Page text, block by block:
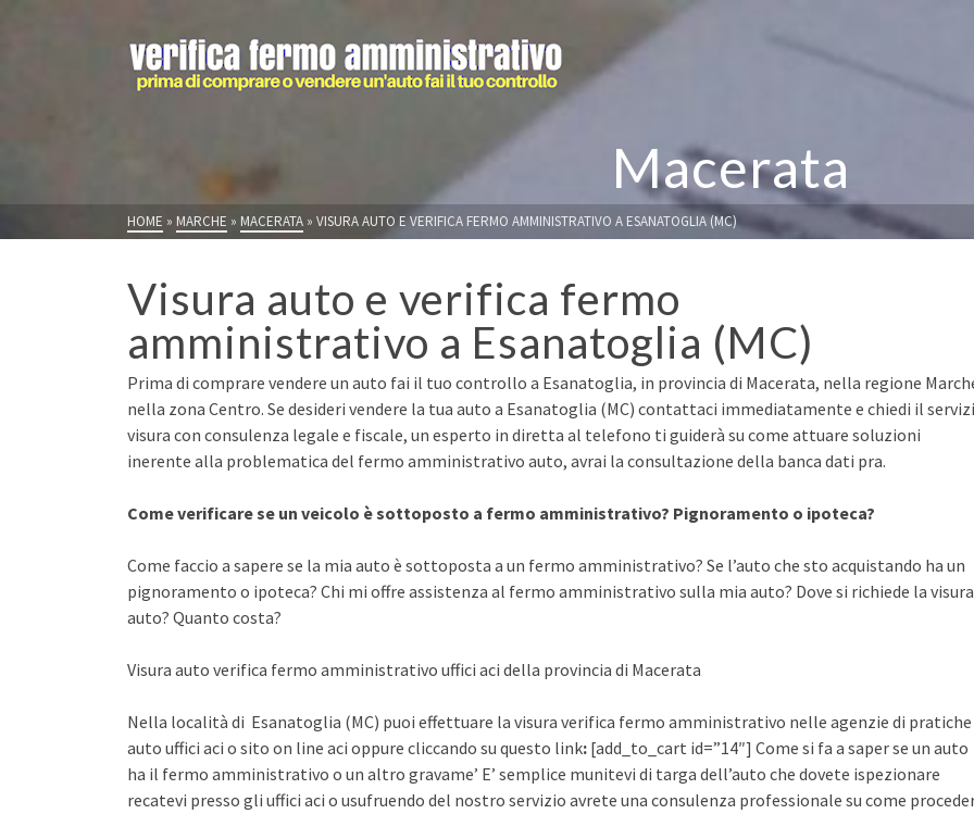
Macerata
HOME » MARCHE » MACERATA » VISURA AUTO E VERIFICA FERMO AMMINISTRATIVO A ESANATOGLIA (MC)
Visura auto e verifica fermo
amministrativo a Esanatoglia (MC)
Prima di comprare vendere un auto fai il tuo controllo a Esanatoglia, in provincia di Macerata, nella regione
nella zona Centro. Se desideri vendere la tua auto a Esanatoglia (MC) contattaci immediatamente e chiedi il
visura con consulenza legale e fiscale, un esperto in diretta al telefono ti guiderà su come attuare soluzioni
inerente alla problematica del fermo amministrativo auto, avrai la consultazione della banca dati pra.
Come verificare se un veicolo è sottoposto a fermo amministrativo? Pignoramento o ipoteca?
Come faccio a sapere se la mia auto è sottoposta a un fermo amministrativo? Se l’auto che sto acquistando ha un
pignoramento o ipoteca? Chi mi offre assistenza al fermo amministrativo sulla mia auto? Dove si richiede la visura
auto? Quanto costa?
Visura auto verifica fermo amministrativo uffici aci della provincia di Macerata
Nella località di Esanatoglia (MC) puoi effettuare la visura verifica fermo amministrativo nelle agenzie di pratiche
auto uffici aci o sito on line aci oppure cliccando su questo link: [add_to_cart id=”14″] Come si fa a saper se un auto
ha il fermo amministrativo o un altro gravame’ E’ semplice munitevi di targa dell’auto che dovete ispezionare
recatevi presso gli uffici aci o usufruendo del nostro servizio avrete una consulenza professionale su come